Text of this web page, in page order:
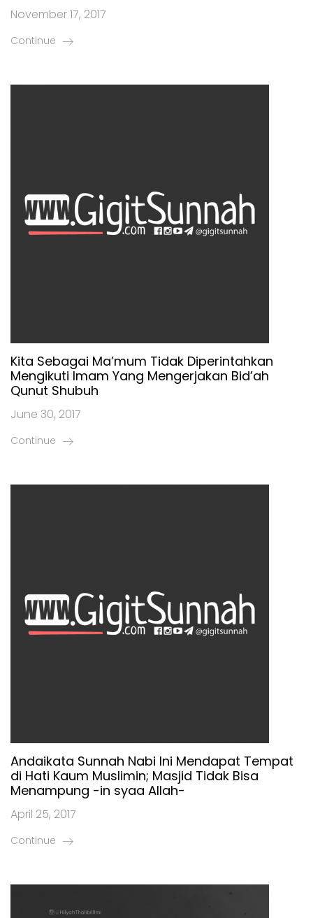
November 17, 2017
Continue
Kita Sebagai Ma’mum Tidak Diperintahkan
Mengikuti Imam Yang Mengerjakan Bid’ah
Qunut Shubuh
June 30, 2017
Continue
Andaikata Sunnah Nabi Ini Mendapat Tempat
di Hati Kaum Muslimin; Masjid Tidak Bisa
Menampung -in syaa Allah-
April 25, 2017
Continue